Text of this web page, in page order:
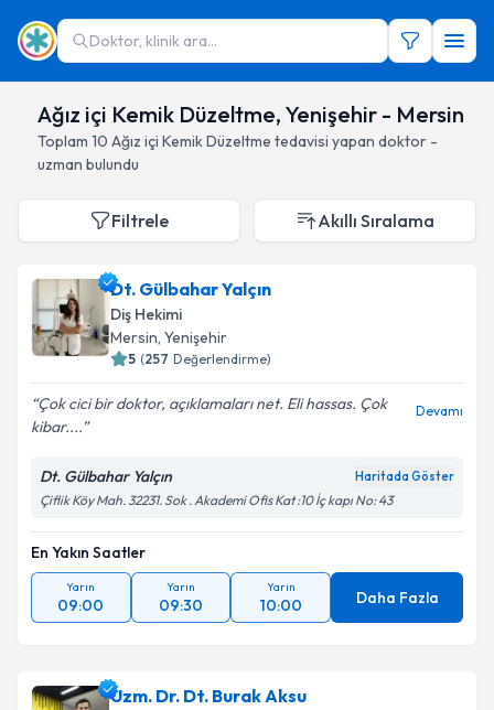
Doktor, klinik ara...
Ağız içi Kemik Düzeltme, Yenişehir - Mersin
Toplam 10 Ağız içi Kemik Düzeltme tedavisi yapan doktor -
uzman bulundu
Filtrele Akıllı Sıralama
Dt. Gülbahar Yalçın
Diş Hekimi
Mersin, Yenişehir
5 (257 Değerlendirme)
Çok cici bir doktor, açıklamaları net. Eli hassas. Çok
kibar....
Devamı
Dt. Gülbahar Yalçın Haritada Göster
Çiflik Köy Mah. 32231. Sok . Akademi Ofis Kat :10 İç kapı No: 43
En Yakın Saatler
Yarın
09:00
Yarın
09:30
Yarın
10:00 Daha Fazla
Uzm. Dr. Dt. Burak Aksu